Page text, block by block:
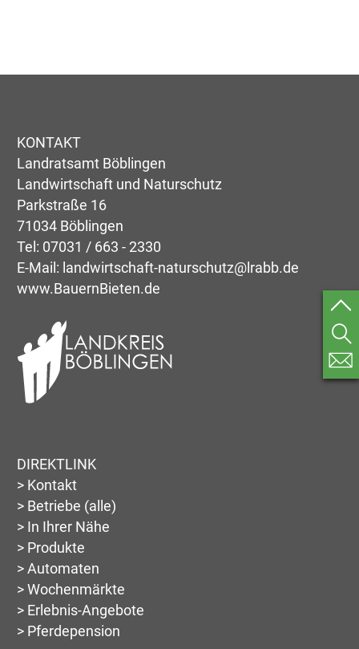
KONTAKT
Landratsamt Böblingen
Landwirtschaft und Naturschutz
Parkstraße 16
71034 Böblingen
Tel: 07031 / 663 - 2330
E-Mail: landwirtschaft-naturschutz@lrabb.de
www.BauernBieten.de
DIREKTLINK
> Kontakt
> Betriebe (alle)
> In Ihrer Nähe
> Produkte
> Automaten
> Wochenmärkte
> Erlebnis-Angebote
> Pferdepension